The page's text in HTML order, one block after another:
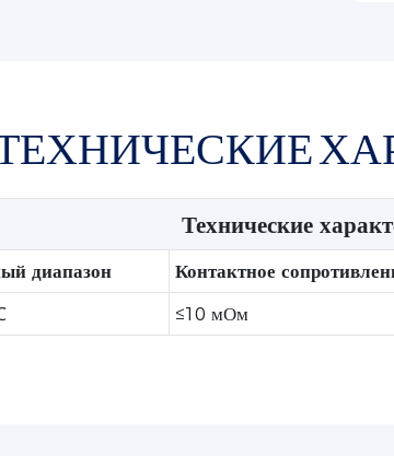
Технические
диапазон Контактное
≤10 мОм